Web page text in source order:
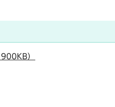
）